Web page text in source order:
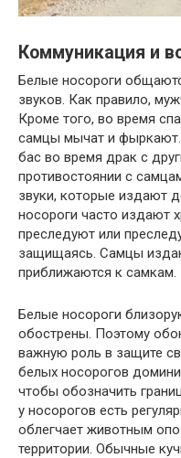
Коммуникация и
Белые носороги
звуков. Как правило,
Кроме того, во время
самцы мычат и
бас во время драк с
противостоянии с
звуки, которые издают
носороги часто издают
преследуют или
защищаясь. Самцы
приближаются к самкам.
Белые носороги
обострены. Поэтому
важную роль в защите
белых носорогов
чтобы обозначить
у носорогов есть
облегчает животным
территории. Обычные